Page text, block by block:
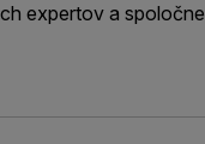
expertov a spoločne